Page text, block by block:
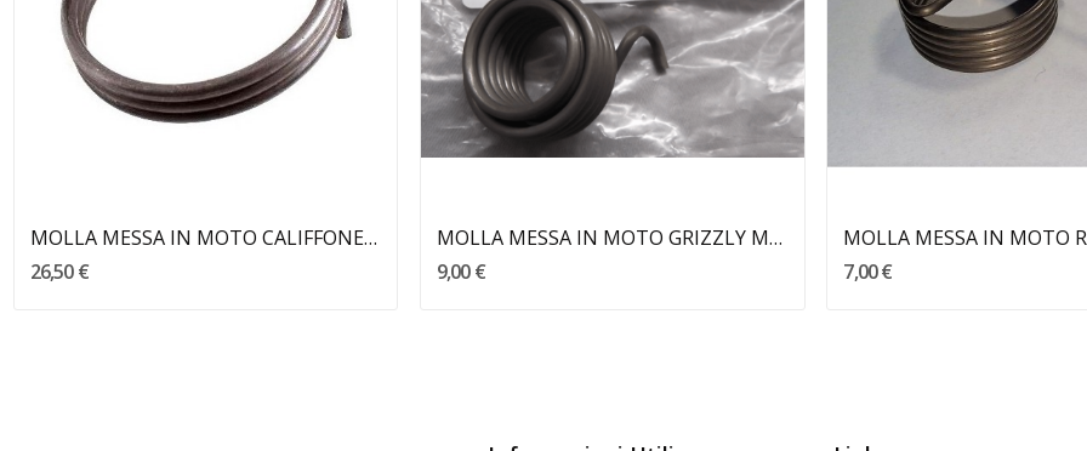
MOLLA MESSA IN MOTO CALIFFONE - RIZZATO
26,50 €
MOLLA MESSA IN MOTO GRIZZLY MALAGUTI
9,00 €
7,00 €